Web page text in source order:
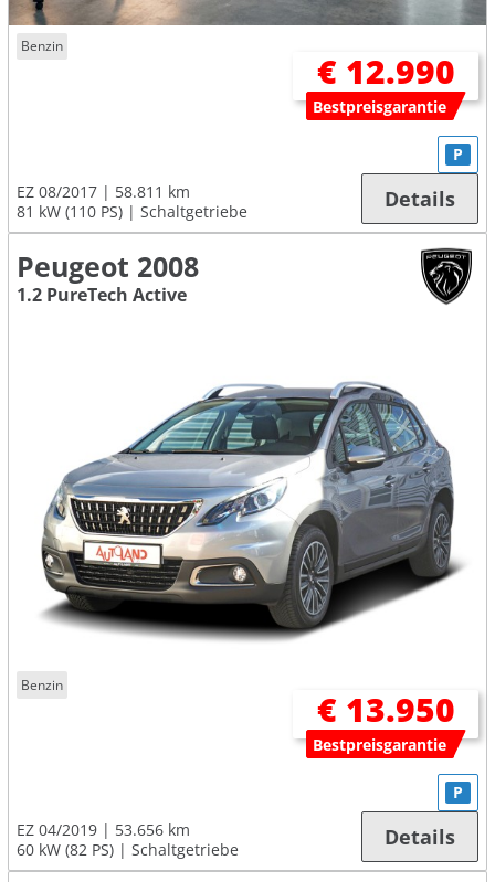
Benzin
€ 12.990
Bestpreisgarantie
EZ 08/2017
58.811 km
81 kW (110 PS)
Schaltgetriebe
P
Details
Peugeot 2008
1.2 PureTech Active
Benzin
€ 13.950
Bestpreisgarantie
EZ 04/2019
53.656 km
60 kW (82 PS)
Schaltgetriebe
P
Details